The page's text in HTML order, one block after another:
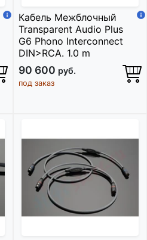
Кабель Межблочный
Transparent Audio Plus
G6 Phono Interconnect
DIN>RCA. 1.0 m
90 600 руб.
под заказ